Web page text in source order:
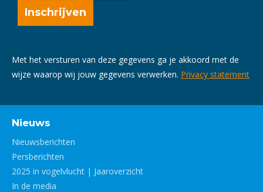
Met het versturen van deze gegevens ga je akkoord met de
wijze waarop wij jouw gegevens verwerken. Privacy statement
Nieuws
Nieuwsberichten
Persberichten
2025 in vogelvlucht | Jaaroverzicht
In de media